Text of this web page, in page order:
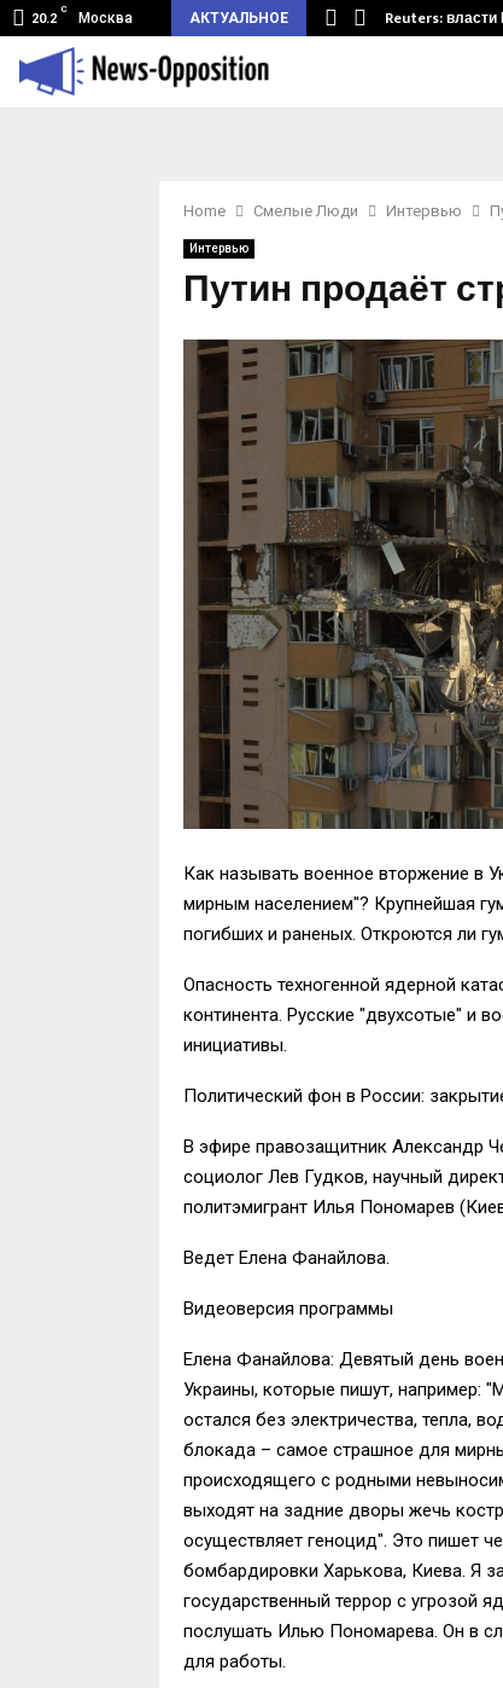
20.2
C
Москва АКТУАЛЬНОЕ
туннель из Беларуси.… Reuters:
Home Смелые Люди Интервью
Интервью
Путин продаёт
Как называть военное вторжение в
мирным населением"? Крупнейшая
погибших и раненых. Откроются ли
Опасность техногенной ядерной
континента. Русские "двухсотые" и
инициативы.
Политический фон в России:
В эфире правозащитник Александр
социолог Лев Гудков, научный
политэмигрант Илья Пономарев
Ведет Елена Фанайлова.
Видеоверсия программы
Елена Фанайлова: Девятый день
Украины, которые пишут, например:
остался без электричества, тепла,
блокада – самое страшное для
происходящего с родными
выходят на задние дворы жечь
осуществляет геноцид". Это пишет
бомбардировки Харькова, Киева. Я
государственный террор с угрозой
послушать Илью Пономарева. Он в
для работы.